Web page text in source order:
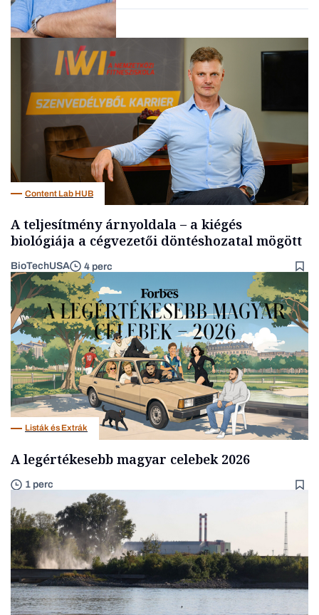
Content Lab HUB
A teljesítmény árnyoldala – a kiégés
biológiája a cégvezetői döntéshozatal mögött
BioTechUSA 4 perc
Listák és Extrák
A legértékesebb magyar celebek 2026
1 perc